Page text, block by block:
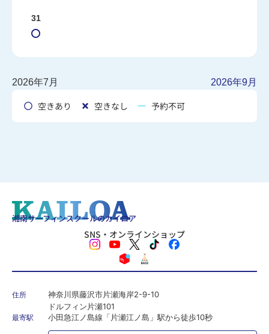
31
2026年7月 2026年9月
空きあり 空きなし 予約不可
湘南サーフィンスクールのカイロア
SNS・オンラインショップ
住所
神奈川県藤沢市片瀬海岸2-9-10
ドルフィン片瀬101
最寄駅 小田急江ノ島線「片瀬江ノ島」駅から徒歩10秒